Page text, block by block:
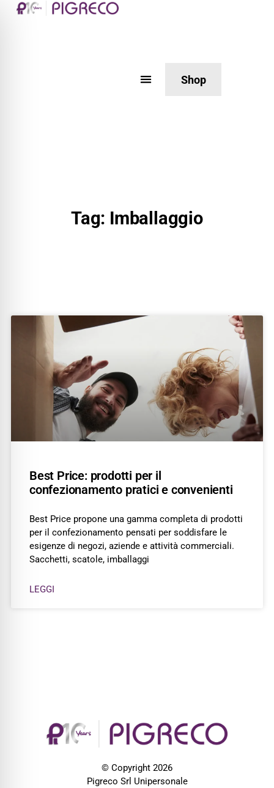
Shop
Tag: Imballaggio
Best Price: prodotti per il
confezionamento pratici e convenienti
Best Price propone una gamma completa di prodotti
per il confezionamento pensati per soddisfare le
esigenze di negozi, aziende e attività commerciali.
Sacchetti, scatole, imballaggi
LEGGI
© Copyright 2026
Pigreco Srl Unipersonale